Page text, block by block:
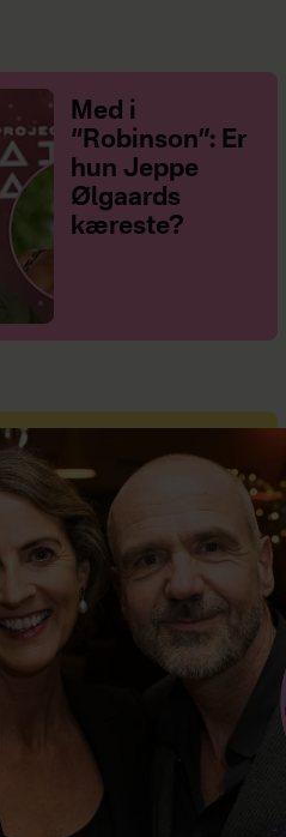
Med i
“Robinson”: Er
hun Jeppe
Ølgaards
kæreste?